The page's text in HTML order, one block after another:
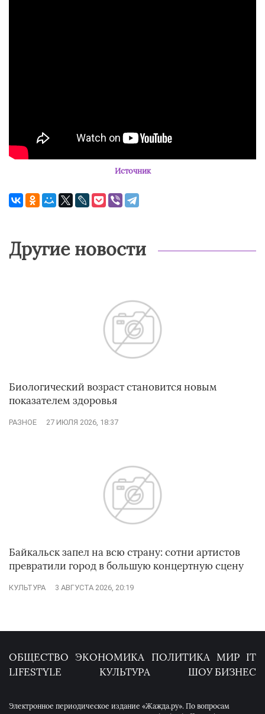
Источник
Другие новости
Биологический возраст становится новым
показателем здоровья
РАЗНОЕ 27 ИЮЛЯ 2026, 18:37
Байкальск запел на всю страну: сотни артистов
превратили город в большую концертную сцену
КУЛЬТУРА 3 АВГУСТА 2026, 20:19
ОБЩЕСТВО ЭКОНОМИКА ПОЛИТИКА МИР IT
LIFESTYLE
КУЛЬТУРА ШОУ БИЗНЕС
Электронное периодическое издание «Жажда.ру». По вопросам